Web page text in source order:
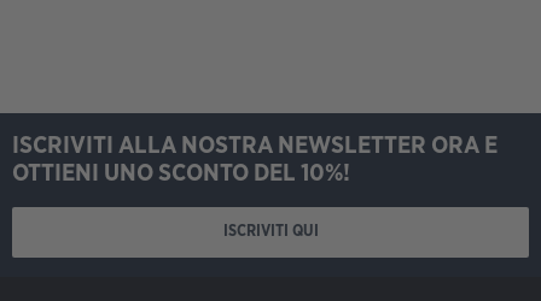
ISCRIVITI ALLA NOSTRA NEWSLETTER ORA E
OTTIENI UNO SCONTO DEL 10%!
ISCRIVITI QUI